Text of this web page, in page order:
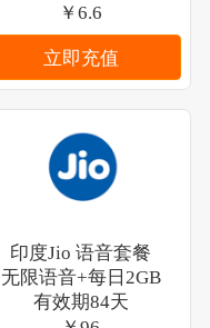
￥6.6
立即充值
印度Jio 语音套餐
无限语音+每日2GB
有效期84天